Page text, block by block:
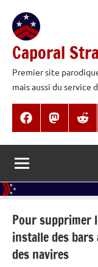
contenu
Caporal
Premier site
mais aussi du service
FacebookMastodonReddit
Pour supprimer
installe des
des navires